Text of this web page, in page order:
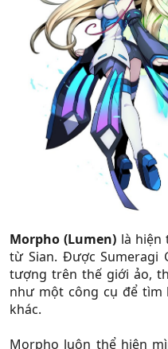
Morpho (Lumen) là hiện
từ Sian. Được Sumeragi
tượng trên thế giới ảo,
như một công cụ để tìm
khác.
Morpho luôn thể hiện